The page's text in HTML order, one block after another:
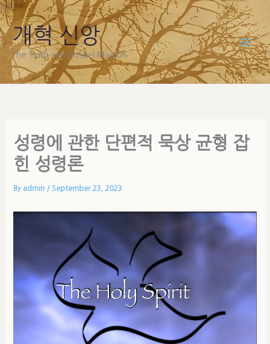
Skip
to
content
개혁 신앙
The Truth and Gospel Mission
성령에 관한 단편적 묵상 균형 잡
힌 성령론
By admin / September 23, 2023